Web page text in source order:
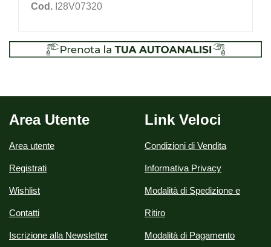
Cod. I28V07320
Area Utente
Area utente
Registrati
Wishlist
Contatti
Iscrizione alla Newsletter
Link Veloci
Condizioni di Vendita
Informativa Privacy
Modalità di Spedizione e
Ritiro
Modalità di Pagamento